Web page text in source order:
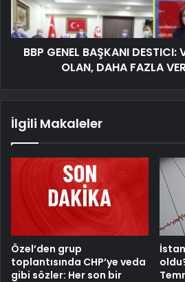
BBP GENEL BAŞKANI DESTICI:
OLAN, DAHA FAZLA
İlgili Makaleler
Özel’den grup
toplantısında CHP’ye veda
gibi sözler: Her son bir